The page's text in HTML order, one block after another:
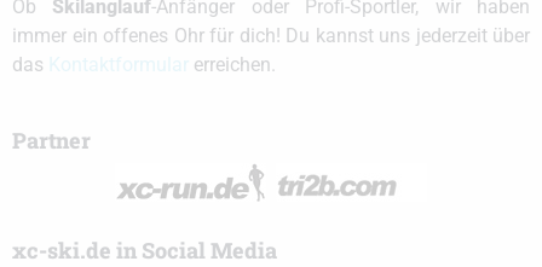
Ob Skilanglauf-Anfänger oder Profi-Sportler, wir haben
immer ein offenes Ohr für dich! Du kannst uns jederzeit über
das
erreichen.
Partner
xc-ski.de in Social Media